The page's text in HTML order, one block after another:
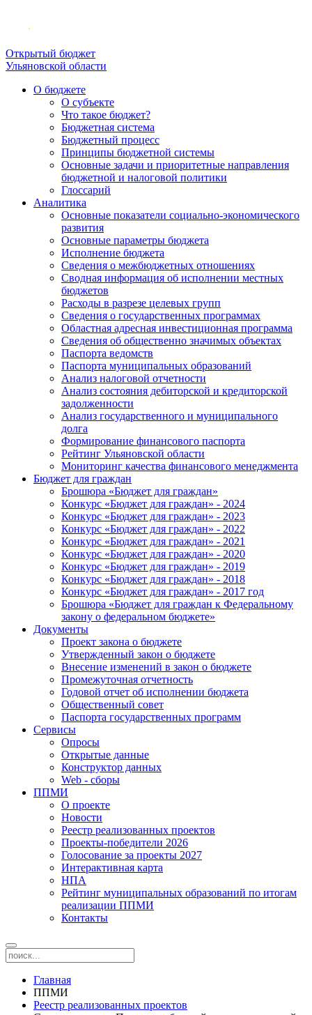
Открытый бюджет
Ульяновской области
О бюджете
О субъекте
Что такое бюджет?
Бюджетная система
Бюджетный процесс
Принципы бюджетной системы
Основные задачи и приоритетные направления
бюджетной и налоговой политики
Глоссарий
Аналитика
Основные показатели социально-экономического
развития
Основные параметры бюджета
Исполнение бюджета
Сведения о межбюджетных отношениях
Сводная информация об исполнении местных
бюджетов
Расходы в разрезе целевых групп
Сведения о государственных программах
Областная адресная инвестиционная программа
Сведения об общественно значимых объектах
Паспорта ведомств
Паспорта муниципальных образований
Анализ налоговой отчетности
Анализ состояния дебиторской и кредиторской
задолженности
Анализ государственного и муниципального
долга
Формирование финансового паспорта
Рейтинг Ульяновской области
Мониторинг качества финансового менеджмента
Бюджет для граждан
Брошюра «Бюджет для граждан»
Конкурс «Бюджет для граждан» - 2024
Конкурс «Бюджет для граждан» - 2023
Конкурс «Бюджет для граждан» - 2022
Конкурс «Бюджет для граждан» - 2021
Конкурс «Бюджет для граждан» - 2020
Конкурс «Бюджет для граждан» - 2019
Конкурс «Бюджет для граждан» - 2018
Конкурс «Бюджет для граждан» - 2017 год
Брошюра «Бюджет для граждан к Федеральному
закону о федеральном бюджете»
Документы
Проект закона о бюджете
Утвержденный закон о бюджете
Внесение изменений в закон о бюджете
Промежуточная отчетность
Годовой отчет об исполнении бюджета
Общественный совет
Паспорта государственных программ
Сервисы
Опросы
Открытые данные
Конструктор данных
Web - сборы
ППМИ
О проекте
Новости
Реестр реализованных проектов
Проекты-победители 2026
Голосование за проекты 2027
Интерактивная карта
НПА
Рейтинг муниципальных образований по итогам
реализации ППМИ
Контакты
Главная
ППМИ
Реестр реализованных проектов